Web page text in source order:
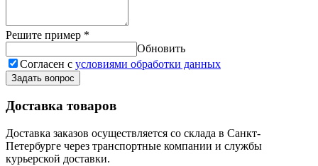
Решите пример *
Обновить
Согласен с условиями обработки данных
Задать вопрос
Доставка товаров
Доставка заказов осуществляется со склада в Санкт-
Петербурге через транспортные компании и службы
курьерской доставки.